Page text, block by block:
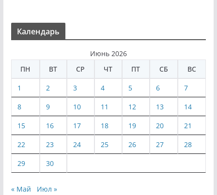
Календарь
Июнь 2026
ПН
ВТ СР ЧТ ПТ СБ ВС
1 2 3 4 5 6 7
8 9 10 11 12 13 14
15 16 17 18 19 20 21
22 23 24 25 26 27 28
29 30
« Май Июл »